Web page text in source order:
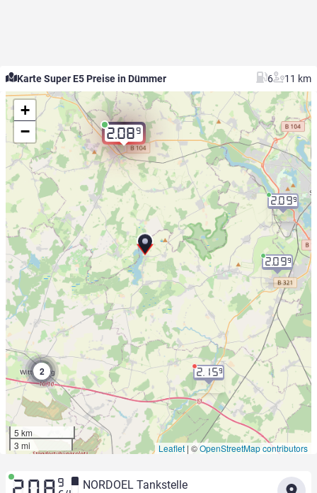
Karte Super E5 Preise in Dümmer 6 11 km
2.089
2 2.159
2.099
2.099
+
−
5 km
3 mi
Leaflet | ©OpenStreetMap contributors
2.08 9 NORDOEL Tankstelle